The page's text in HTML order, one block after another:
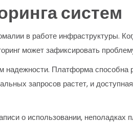
систем
в работе инфраструктуры.
может зафиксировать
Платформа способна
запросов растет, и
о использовании,